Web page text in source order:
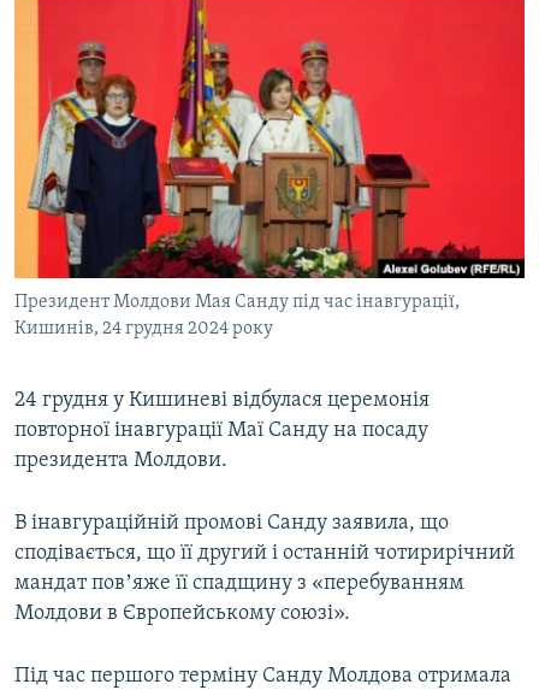
ВСЕ ЗА ДЕНЬ
СПЕЦПРОЕКТИ
ДЕПОРТАЦІЯ
ВІДЕОУРОКИ «ELIFBE»
СВІДЧЕННЯ ОКУПАЦІЇ
УКРАЇНСЬКА ПРОБЛЕМА КРИМУ
ІНФОГРАФІКА
ЯК ОБІЙТИ БЛОКУВАННЯ
Русский
Qırımtatar
ДОЛУЧАЙСЯ!
Усі сайти RFE/RL
Президент Молдови Мая Санду під час інавгурації,
Кишинів, 24 грудня 2024 року
24 грудня у Кишиневі відбулася церемонія
повторної інавгурації Маї Санду на посаду
президента Молдови.
В інавгураційній промові Санду заявила, що
сподівається, що її другий і останній чотирирічний
мандат повʼяже її спадщину з «перебуванням
Молдови в Європейському союзі».
Під час першого терміну Санду Молдова отримала